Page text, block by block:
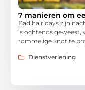
7 manieren om
Bad hair days zijn
’s ochtends
rommelige knot te
Dienstverlening